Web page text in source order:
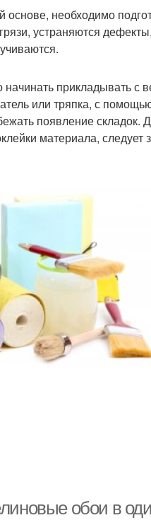
необходимо
устраняются
прикладывать с
или тряпка, с
появление складок.
материала, следует
обои в